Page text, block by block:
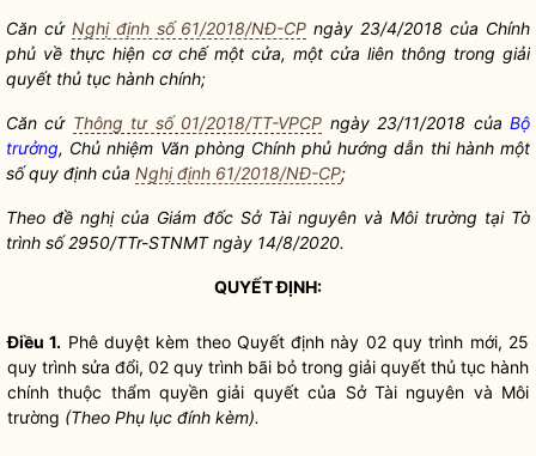
Căn cứ Nghị định số 61/2018/NĐ-CP ngày 23/4/2018 của Chính
phủ về thực hiện cơ chế một cửa, một cửa liên thông trong giải
quyết thủ tục hành chính;
Căn cứ Thông tư số 01/2018/TT-VPCP ngày 23/11/2018 củaBộ
trưởng, Chủ nhiệm Văn phòng Chính phủ hướng dẫn thi hành một
số quy định của Nghị định 61/2018/NĐ-CP;
Theo đề nghị của Giám đốc Sở Tài nguyên và Môi trường tại Tờ
trình số 2950/TTr-STNMT ngày 14/8/2020.
QUYẾT ĐỊNH:
Điều 1. Phê duyệt kèm theo Quyết định này 02 quy trình mới, 25
quy trình sửa đổi, 02 quy trình bãi bỏ trong giải quyết thủ tục hành
chính thuộc thẩmquyền giải quyết của Sở Tài nguyên và Môi
trường (Theo Phụ lục đính kèm).